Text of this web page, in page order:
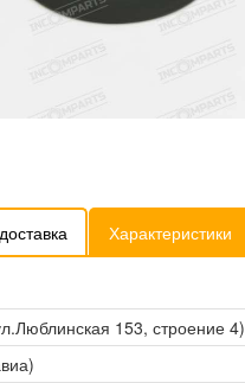
Характеристики
153, строение 4)